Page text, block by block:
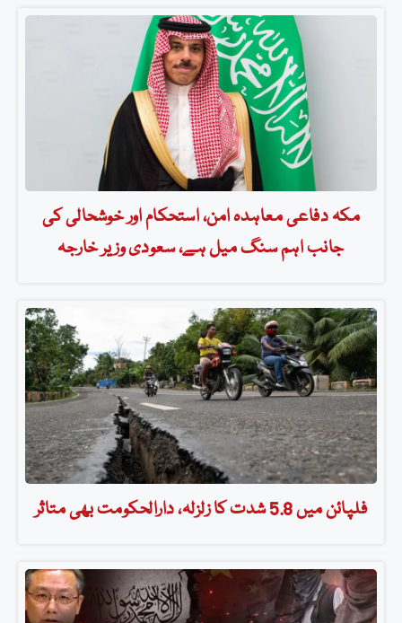
مکہ دفاعی معاہدہ امن، استحکام اور خوشحالی کی
جانب اہم سنگ میل ہے، سعودی وزیر خارجہ
فلپائن میں 5.8 شدت کا زلزلہ، دارالحکومت بھی متاثر